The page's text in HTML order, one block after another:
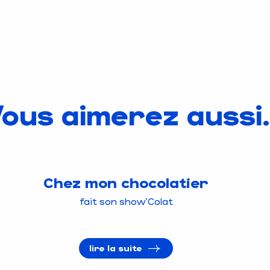
aimerez
Chez mon chocolatier
fait son show'Colat
lire la suite